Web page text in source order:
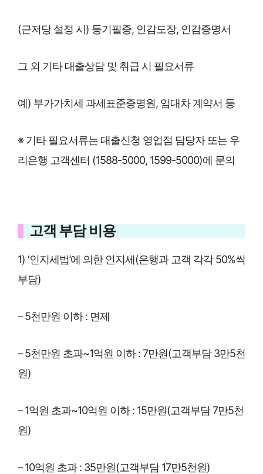
(근저당 설정 시) 등기필증, 인감도장, 인감증명서
그 외 기타 대출상담 및 취급 시 필요서류
예) 부가가치세 과세표준증명원, 임대차 계약서 등
※ 기타 필요서류는 대출신청 영업점 담당자 또는 우
리은행 고객센터 (1588-5000, 1599-5000)에 문의
고객 부담 비용
1) ‘인지세법’에 의한 인지세(은행과 고객 각각 50%씩
부담)
– 5천만원 이하 : 면제
– 5천만원 초과~1억원 이하 : 7만원(고객부담 3만5천
원)
– 1억원 초과~10억원 이하 : 15만원(고객부담 7만5천
원)
– 10억원 초과 : 35만원(고객부담 17만5천원)